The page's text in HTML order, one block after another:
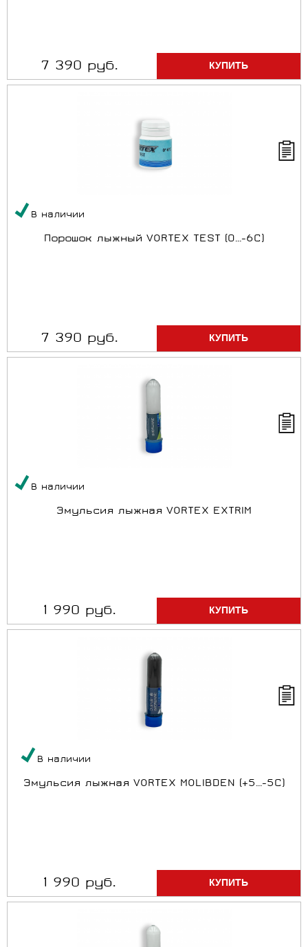
7 390 руб.
В наличии
Порошок лыжный VORTEX TEST (0...-6C)
7 390 руб.
В наличии
Эмульсия лыжная VORTEX EXTRIM
1 990 руб.
В наличии
Эмульсия лыжная VORTEX MOLIBDEN (+5...-5C)
1 990 руб.